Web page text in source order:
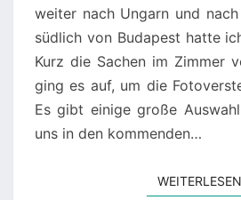
weiter nach Ungarn und
südlich von Budapest hatte
Kurz die Sachen im Zimmer
ging es auf, um die
Es gibt einige große
uns in den kommenden…
WEITERLESEN